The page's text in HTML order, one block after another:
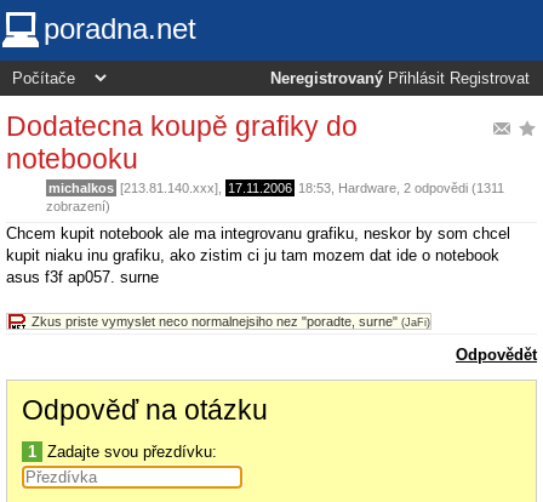
poradna.net
Neregistrovaný Přihlásit Registrovat
Dodatecna koupě grafiky do
notebooku
michalkos [213.81.140.xxx], 17.11.2006 18:53 Hardware , 2 odpovědi (1311
zobrazení)
Chcem kupit notebook ale ma integrovanu grafiku, neskor by som chcel
kupit niaku inu grafiku, ako zistim ci ju tam mozem dat ide o notebook
asus f3f ap057. surne
Zkus priste vymyslet neco normalnejsiho nez "poradte, surne" (JaFi)
Odpovědět
Odpověď na otázku
1 Zadajte svou přezdívku: